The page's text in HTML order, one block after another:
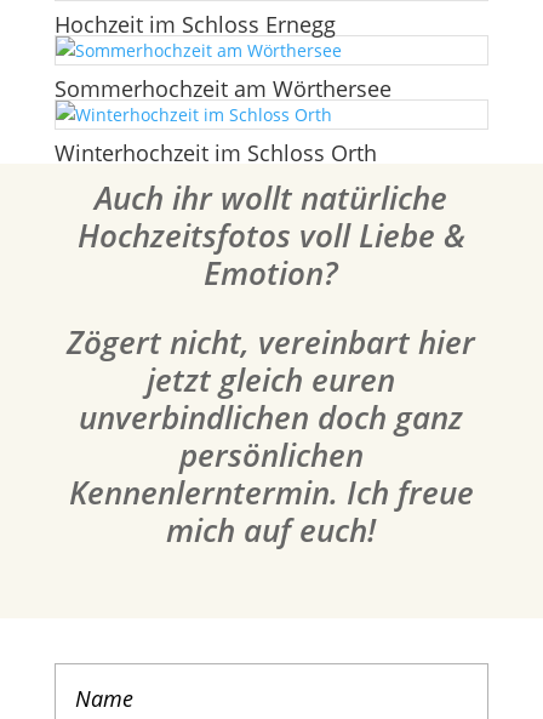
Hochzeit im Schloss Ernegg
Sommerhochzeit am Wörthersee
Winterhochzeit im Schloss Orth
Auch ihr wollt natürliche
Hochzeitsfotos voll Liebe &
Emotion?
Zögert nicht, vereinbart hier
jetzt gleich euren
unverbindlichen doch ganz
persönlichen
Kennenlerntermin. Ich freue
mich auf euch!